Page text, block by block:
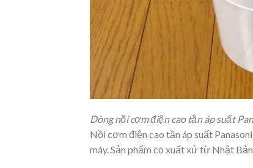
Dòng nồi cơm điện cao tần áp suất
Nồi cơm điện cao tần áp suất
máy. Sản phẩm có xuất xứ từ Nhật